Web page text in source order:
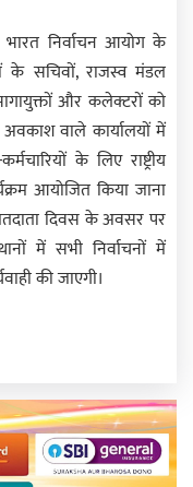
निर्वाचन आयोग के
के सचिवों, राजस्व मंडल
और कलेक्टरों को
अवकाश वाले कार्यालयों में
के लिए राष्ट्रीय
आयोजित किया जाना
मतदाता दिवस के अवसर पर
में सभी निर्वाचनों में
की जाएगी।
Next